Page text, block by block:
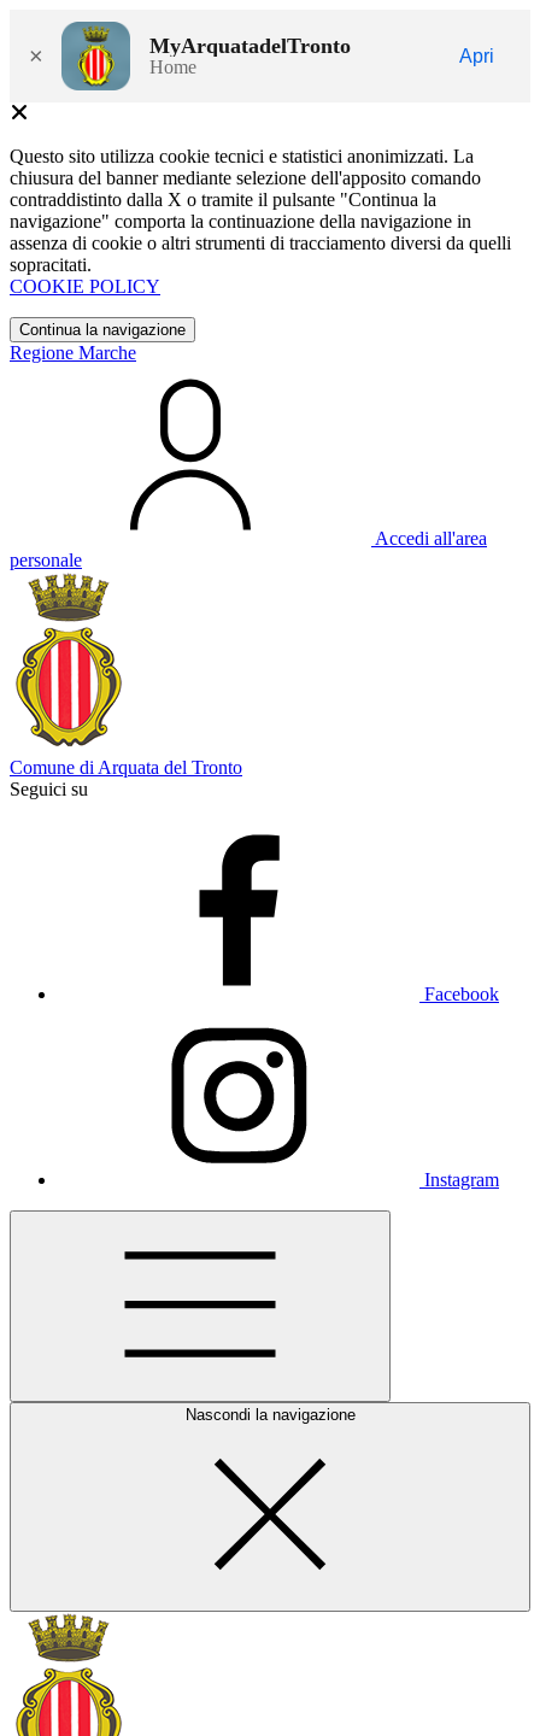
× MyArquatadelTronto
Home
Apri
Questo sito utilizza cookie tecnici e statistici anonimizzati. La
chiusura del banner mediante selezione dell'apposito comando
contraddistinto dalla X o tramite il pulsante "Continua la
navigazione" comporta la continuazione della navigazione in
assenza di cookie o altri strumenti di tracciamento diversi da quelli
sopracitati.
COOKIE POLICY
Continua la navigazione
Regione Marche
Accedi all'area
personale
Comune di Arquata del Tronto
Seguici su
Facebook
Instagram
Nascondi la navigazione